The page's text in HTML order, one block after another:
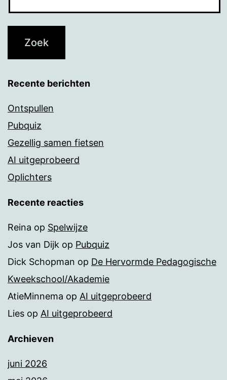
Recente berichten
Ontspullen
Pubquiz
Gezellig samen fietsen
AI uitgeprobeerd
Oplichters
Recente reacties
Reina op Spelwijze
Jos van Dijk op Pubquiz
Dick Schopman op De Hervormde Pedagogische
Kweekschool/Akademie
AtieMinnema op AI uitgeprobeerd
Lies op AI uitgeprobeerd
Archieven
juni 2026